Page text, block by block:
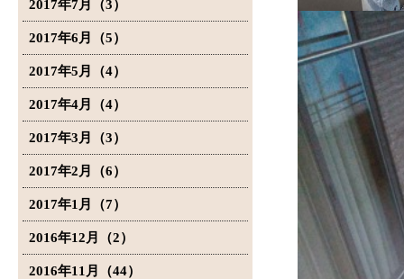
2017年7月（3）
2017年6月（5）
2017年5月（4）
2017年4月（4）
2017年3月（3）
2017年2月（6）
2017年1月（7）
2016年12月（2）
2016年11月（44）